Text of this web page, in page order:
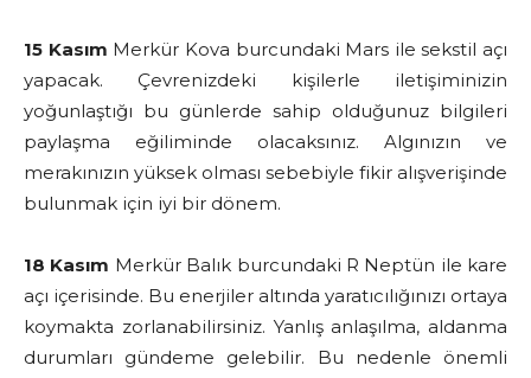
15 Kasım Merkür Kova burcundaki Mars ile sekstil açı
yapacak. Çevrenizdeki kişilerle iletişiminizin
yoğunlaştığı bu günlerde sahip olduğunuz bilgileri
paylaşma eğiliminde olacaksınız. Algınızın ve
merakınızın yüksek olması sebebiyle fikir alışverişinde
bulunmak için iyi bir dönem.
18 Kasım Merkür Balık burcundaki R Neptün ile kare
açı içerisinde. Bu enerjiler altında yaratıcılığınızı ortaya
koymakta zorlanabilirsiniz. Yanlış anlaşılma, aldanma
durumları gündeme gelebilir. Bu nedenle önemli